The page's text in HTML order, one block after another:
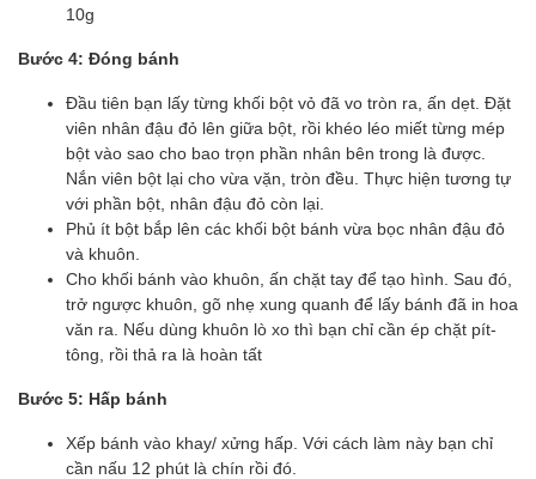
10g
Bước 4: Đóng bánh
Đầu tiên bạn lấy từng khối bột vỏ đã vo tròn ra, ấn dẹt. Đặt
viên nhân đậu đỏ lên giữa bột, rồi khéo léo miết từng mép
bột vào sao cho bao trọn phần nhân bên trong là được.
Nắn viên bột lại cho vừa vặn, tròn đều. Thực hiện tương tự
với phần bột, nhân đậu đỏ còn lại.
Phủ ít bột bắp lên các khối bột bánh vừa bọc nhân đậu đỏ
và khuôn.
Cho khối bánh vào khuôn, ấn chặt tay để tạo hình. Sau đó,
trở ngược khuôn, gõ nhẹ xung quanh để lấy bánh đã in hoa
văn ra. Nếu dùng khuôn lò xo thì bạn chỉ cần ép chặt pít-
tông, rồi thả ra là hoàn tất
Bước 5: Hấp bánh
Xếp bánh vào khay/ xửng hấp. Với cách làm này bạn chỉ
cần nấu 12 phút là chín rồi đó.